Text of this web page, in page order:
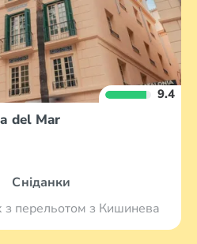
9.4
del Mar
Сніданки
з перельотом з Кишинева